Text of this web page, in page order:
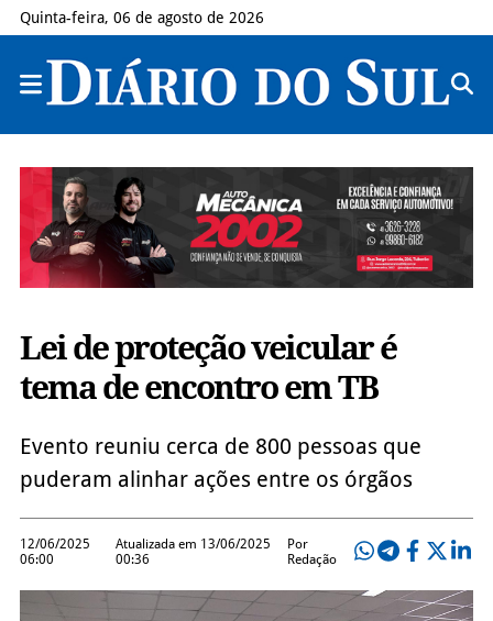
Quinta-feira, 06 de agosto de 2026
Lei de proteção veicular é
tema de encontro em TB
Evento reuniu cerca de 800 pessoas que
puderam alinhar ações entre os órgãos
12/06/2025
06:00
Atualizada em 13/06/2025
00:36
Por
Redação